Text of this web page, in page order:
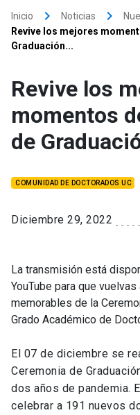
Inicio keyboard_arrow_right Noticias keyboard_arrow_right
Revive los mejores
Graduación...
Revive los
momentos
de
COMUNIDAD DE DOCTORADOS UC
Diciembre 29, 2022
La transmisión está
YouTube para que
memorables de la
Grado Académico de
El 07 de diciembre se
Ceremonia de
dos años de pandemia.
celebrar a 191 nuevos